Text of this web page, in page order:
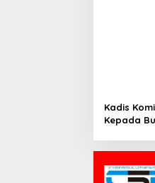
Kadis
Kepada